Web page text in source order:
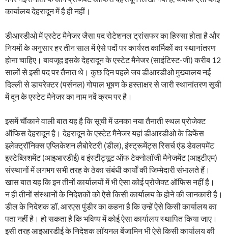
कार्यालय देहरादून में है ही नहीं।
डीआरडीओ में एस्टेट मैनेजर जैसा पद रोटेशनल ट्रांसफर का हिस्सा होता है और
नियमों के अनुसार हर तीन साल में ऐसे पदों पर कार्यरत कार्मिकों का स्थानांतरण
होना चाहिए। बावजूद इसके देहरादून के एस्टेट मैनेजर (साइंटिस्ट-जी) करीब 12
सालों से इसी पद पर तैनात थे। कुछ दिन पहले जब डीआरडीओ मुख्यालय नई
दिल्ली से डायरेक्टर (पर्सनल) गोपाल भूषण के हस्ताक्षर से जारी स्थानांतरण सूची
में दून के एस्टेट मैनेजर का नाम नवें क्रम पर है।
इसमें चौंकाने वाली बात यह है कि सूची में उनका नया तैनाती स्थल प्रोजेक्ट
ऑफिस देहरादून है। देहरादून के एस्टेट मैनेजर यहां डीआरडीओ के डिफेंस
इलेक्ट्रॉनिक्स एप्लिकेशन लैबोरेटरी (डील), इंस्ट्रूमेंट्स रिसर्च एंड डेवलपमेंट
इस्टेब्लिशमेंट (आइआरडीई) व इंस्टीट्यूट ऑफ टेक्नोलॉजी मैनेजमेंट (आइटीएम)
संस्थानों में लगभग सभी तरह के ठेका संबंधी कार्यों की जिम्मेदारी संभालते हैं।
खास बात यह कि इन तीनों कार्यालयों में भी ऐसा कोई प्रोजेक्ट ऑफिस नहीं है।
न ही तीनों संस्थानों के निदेशकों को ऐसे किसी कार्यालय के होने की जानकारी है।
डील के निदेशक डॉ. आरएस पुंडीर का कहना है कि उन्हें ऐसे किसी कार्यालय का
पता नहीं है। हो सकता है कि भविष्य में कोई ऐसा कार्यालय स्थापित किया जाए।
इसी तरह आइआरडीई के निदेशक लॉयनल बेंजामिन भी ऐसे किसी कार्यालय की